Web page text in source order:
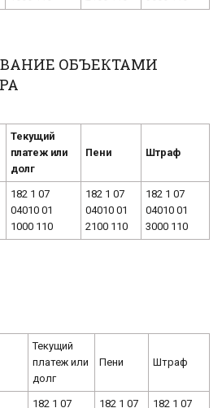
ОБЪЕКТАМИ
Текущий
платеж или
долг
Пени Штраф
182 1 07
04010 01
1000 110
182 1 07
04010 01
2100 110
182 1 07
04010 01
3000 110
Текущий
платеж или
долг
Пени Штраф
182 1 07 182 1 07 182 1 07